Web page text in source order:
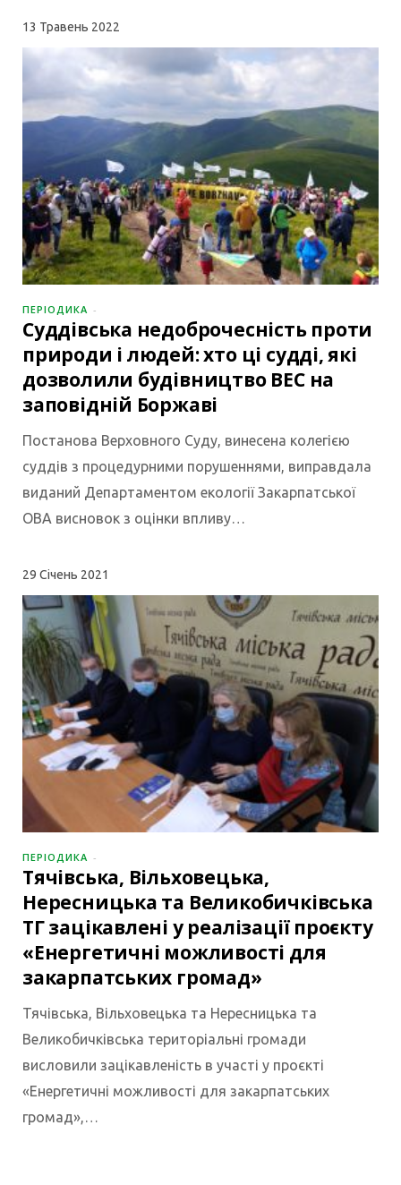
13 Травень 2022
ПЕРІОДИКА
Суддівська недоброчесність проти
природи і людей: хто ці судді, які
дозволили будівництво ВЕС на
заповідній Боржаві
Постанова Верховного Суду, винесена колегією
суддів з процедурними порушеннями, виправдала
виданий Департаментом екології Закарпатської
ОВА висновок з оцінки впливу…
29 Січень 2021
ПЕРІОДИКА
Тячівська, Вільховецька,
Нересницька та Великобичківська
ТГ зацікавлені у реалізації проєкту
«Енергетичні можливості для
закарпатських громад»
Тячівська, Вільховецька та Нересницька та
Великобичківська територіальні громади
висловили зацікавленість в участі у проєкті
«Енергетичні можливості для закарпатських
громад»,…